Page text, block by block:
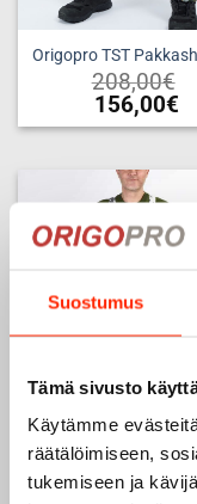
Suostumus
Tämä sivusto
Käytämme
räätälöimiseen,
tukemiseen ja
Origopro TST
208,00€
156,00€
Tällä
on
useampi
Voit
valinnat
Origo Hunter
– M05 lumikuvio
214,90€